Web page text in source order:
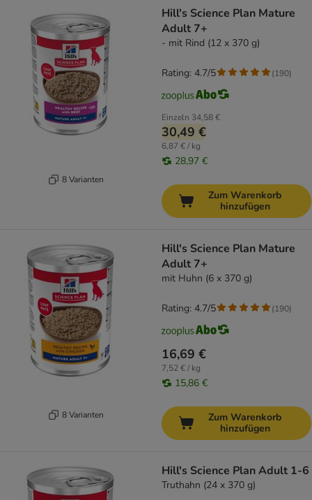
8 Varianten
Hill's Science Plan Mature
Adult 7+
- mit Rind (12 x 370 g)
Einzeln 34,58 €
30,49 €
6,87 € / kg
28,97 €
Rating: 4.7/5 (190)
Zum Warenkorb
hinzufügen
8 Varianten
Hill's Science Plan Mature
Adult 7+
mit Huhn (6 x 370 g)
16,69 €
7,52 € / kg
15,86 €
Rating: 4.7/5 (190)
Zum Warenkorb
hinzufügen
Hill's Science Plan Adult 1-6
Truthahn (24 x 370 g)